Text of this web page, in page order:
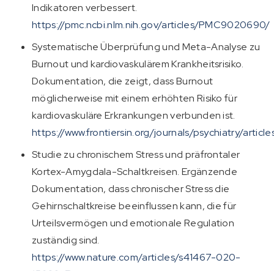
Indikatoren verbessert.
https://pmc.ncbi.nlm.nih.gov/articles/PMC9020690/
Systematische Überprüfung und Meta-Analyse zu
Burnout und kardiovaskulärem Krankheitsrisiko.
Dokumentation, die zeigt, dass Burnout
möglicherweise mit einem erhöhten Risiko für
kardiovaskuläre Erkrankungen verbunden ist.
https://www.frontiersin.org/journals/psychiatry/
Studie zu chronischem Stress und präfrontaler
Kortex-Amygdala-Schaltkreisen. Ergänzende
Dokumentation, dass chronischer Stress die
Gehirnschaltkreise beeinflussen kann, die für
Urteilsvermögen und emotionale Regulation
zuständig sind.
https://www.nature.com/articles/s41467-020-